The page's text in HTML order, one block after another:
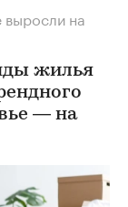
выросли на
жилья
— на